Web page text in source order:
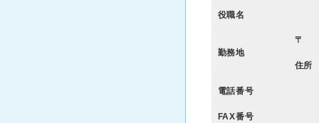
役職名
勤務地
〒
住所
電話番号
FAX番号